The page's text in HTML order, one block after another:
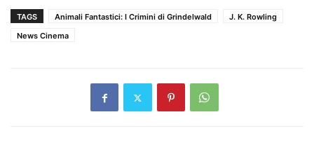
TAGS Animali Fantastici: I Crimini di Grindelwald
J. K. Rowling
News Cinema